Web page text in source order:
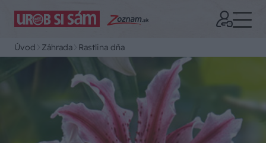
Úvod Záhrada Rastlina dňa